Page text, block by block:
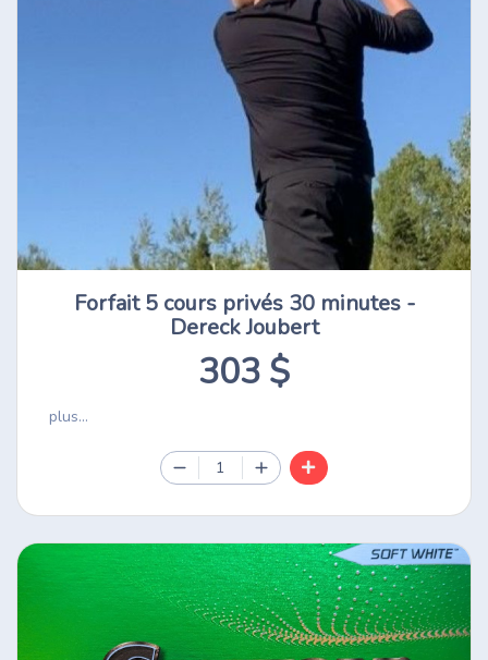
Forfait 5 cours privés 30 minutes -
Dereck Joubert
303 $
plus...
1